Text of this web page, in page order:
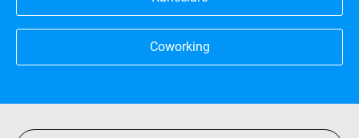
Coworking